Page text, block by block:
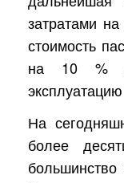
затратами
стоимость
на 10 %
На
более